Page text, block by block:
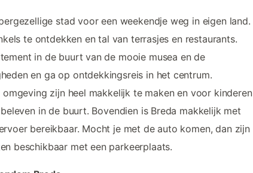
stad voor een weekendje weg in eigen land.
te ontdekken en tal van terrasjes en restaurants.
in de buurt van de mooie musea en de
en ga op ontdekkingsreis in het centrum.
zijn heel makkelijk te maken en voor kinderen
in de buurt. Bovendien is Breda makkelijk met
bereikbaar. Mocht je met de auto komen, dan zijn
beschikbaar met een parkeerplaats.